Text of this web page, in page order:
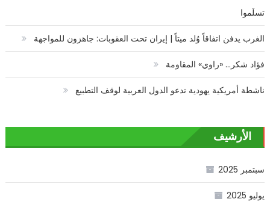
تسلَموا
الغرب يدفن اتفاقاً وُلد ميتاً | إيران تحت العقوبات: جاهزون للمواجهة
فؤاد شكر… «راوي» المقاومة
ناشطة أمريكية يهودية تدعو الدول العربية لوقف التطبيع
الأرشيف
سبتمبر 2025
يوليو 2025